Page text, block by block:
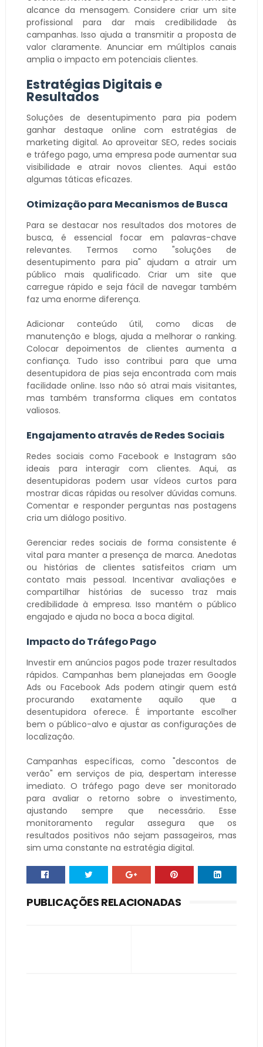
alcance da mensagem. Considere criar um site
profissional para dar mais credibilidade às
campanhas. Isso ajuda a transmitir a proposta de
valor claramente. Anunciar em múltiplos canais
amplia o impacto em potenciais clientes.
Estratégias Digitais e
Resultados
Soluções de desentupimento para pia podem
ganhar destaque online com estratégias de
marketing digital. Ao aproveitar SEO, redes sociais
e tráfego pago, uma empresa pode aumentar sua
visibilidade e atrair novos clientes. Aqui estão
algumas táticas eficazes.
Otimização para Mecanismos de Busca
Para se destacar nos resultados dos motores de
busca, é essencial focar em palavras-chave
relevantes. Termos como "soluções de
desentupimento para pia" ajudam a atrair um
público mais qualificado. Criar um site que
carregue rápido e seja fácil de navegar também
faz uma enorme diferença.
Adicionar conteúdo útil, como dicas de
manutenção e blogs, ajuda a melhorar o ranking.
Colocar depoimentos de clientes aumenta a
confiança. Tudo isso contribui para que uma
desentupidora de pias seja encontrada com mais
facilidade online. Isso não só atrai mais visitantes,
mas também transforma cliques em contatos
valiosos.
Engajamento através de Redes Sociais
Redes sociais como Facebook e Instagram são
ideais para interagir com clientes. Aqui, as
desentupidoras podem usar vídeos curtos para
mostrar dicas rápidas ou resolver dúvidas comuns.
Comentar e responder perguntas nas postagens
cria um diálogo positivo.
Gerenciar redes sociais de forma consistente é
vital para manter a presença de marca. Anedotas
ou histórias de clientes satisfeitos criam um
contato mais pessoal. Incentivar avaliações e
compartilhar histórias de sucesso traz mais
credibilidade à empresa. Isso mantém o público
engajado e ajuda no boca a boca digital.
Impacto do Tráfego Pago
Investir em anúncios pagos pode trazer resultados
rápidos. Campanhas bem planejadas em Google
Ads ou Facebook Ads podem atingir quem está
procurando exatamente aquilo que a
desentupidora oferece. É importante escolher
bem o público-alvo e ajustar as configurações de
localização.
Campanhas específicas, como "descontos de
verão" em serviços de pia, despertam interesse
imediato. O tráfego pago deve ser monitorado
para avaliar o retorno sobre o investimento,
ajustando sempre que necessário. Esse
monitoramento regular assegura que os
resultados positivos não sejam passageiros, mas
sim uma constante na estratégia digital.
PUBLICAÇÕES RELACIONADAS